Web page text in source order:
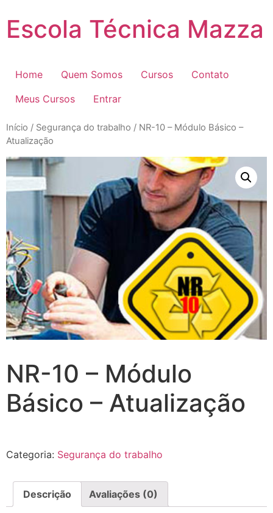
para
Escola Técnica Mazza
Home Quem Somos Cursos
Contato
Meus Cursos
Entrar
Início / Segurança do trabalho / NR-10 – Módulo Básico –
Atualização
NR-10 – Módulo
Básico – Atualização
Categoria: Segurança do trabalho
Descrição Avaliações (0)